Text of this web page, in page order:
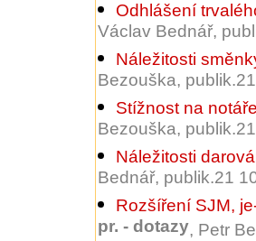
Odhlášení
Václav Bednář,
Náležitosti
Bezouška,
Stížnost na notáře
Bezouška,
Náležitosti
Bednář, publik.21
Rozšíření SJM,
pr. - dotazy, Petr